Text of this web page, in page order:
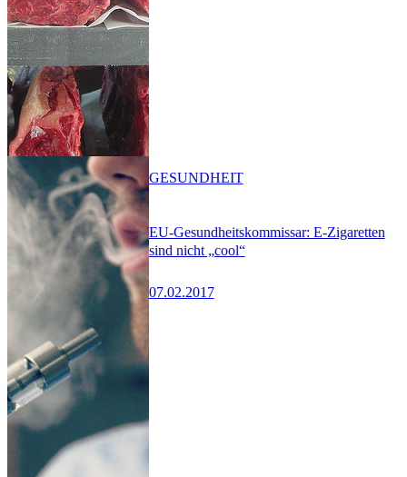
EU-Gesundheitskommissar: E-Zigaretten
sind nicht „cool“
07.02.2017
GESUNDHEIT